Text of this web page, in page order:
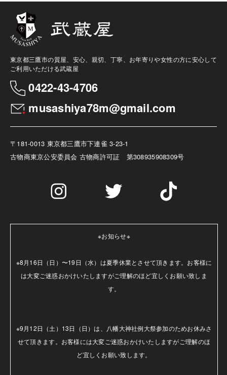
東京都三鷹市の質屋、安心、親切、丁寧、お年寄りや女性の方に安心して
ご利用いただける武蔵屋
0422-43-4706
musashiya78m@gmail.com
〒181-0013 東京都三鷹市下連雀 3-23-1
古物商東京公安委員会 古物商許可証 第308935908309号
※お知らせ※
※8月16日（日）〜19日（水）は夏季休業とさせて頂きます。お客様に
は大変ご迷惑おかけいたしますがご理解のほど宜しくお願い致しま
す。
※9月12日（土）13日（日）は、八幡大神社例大祭参加のためお休みさ
せて頂きます。お客様には大変ご迷惑おかけいたしますがご理解のほ
ど宜しくお願い致します。